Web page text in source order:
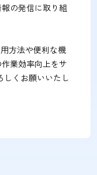
の発信に取り組
方法や便利な機
業効率向上をサ
しくお願いいたし